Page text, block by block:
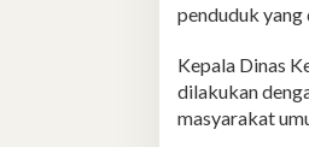
penduduk yang
Kepala Dinas
dilakukan
masyarakat